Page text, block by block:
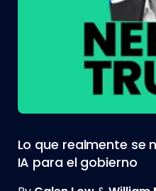
Lo que realmente se
IA para el gobierno